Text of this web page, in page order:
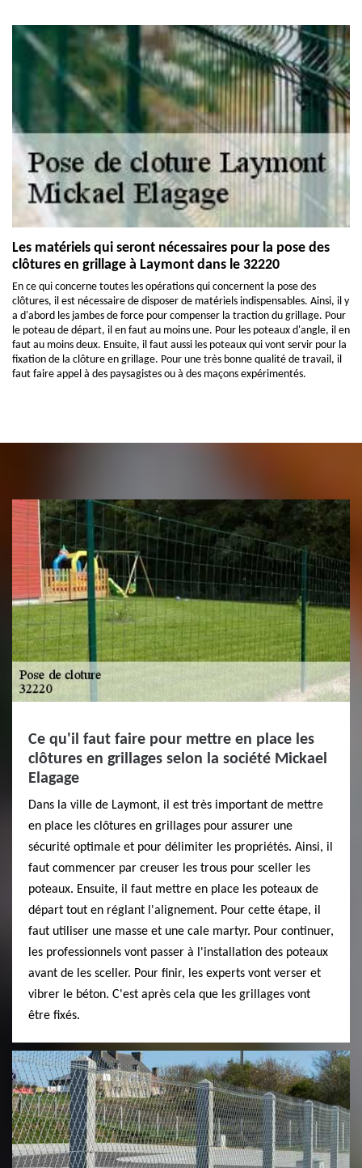
Les matériels qui seront nécessaires pour la pose des
clôtures en grillage à Laymont dans le 32220
En ce qui concerne toutes les opérations qui concernent la pose des
clôtures, il est nécessaire de disposer de matériels indispensables. Ainsi, il y
a d'abord les jambes de force pour compenser la traction du grillage. Pour
le poteau de départ, il en faut au moins une. Pour les poteaux d'angle, il en
faut au moins deux. Ensuite, il faut aussi les poteaux qui vont servir pour la
fixation de la clôture en grillage. Pour une très bonne qualité de travail, il
faut faire appel à des paysagistes ou à des maçons expérimentés.
Ce qu'il faut faire pour mettre en place les
clôtures en grillages selon la société Mickael
Elagage
Dans la ville de Laymont, il est très important de mettre
en place les clôtures en grillages pour assurer une
sécurité optimale et pour délimiter les propriétés. Ainsi, il
faut commencer par creuser les trous pour sceller les
poteaux. Ensuite, il faut mettre en place les poteaux de
départ tout en réglant l'alignement. Pour cette étape, il
faut utiliser une masse et une cale martyr. Pour continuer,
les professionnels vont passer à l'installation des poteaux
avant de les sceller. Pour finir, les experts vont verser et
vibrer le béton. C'est après cela que les grillages vont
être fixés.